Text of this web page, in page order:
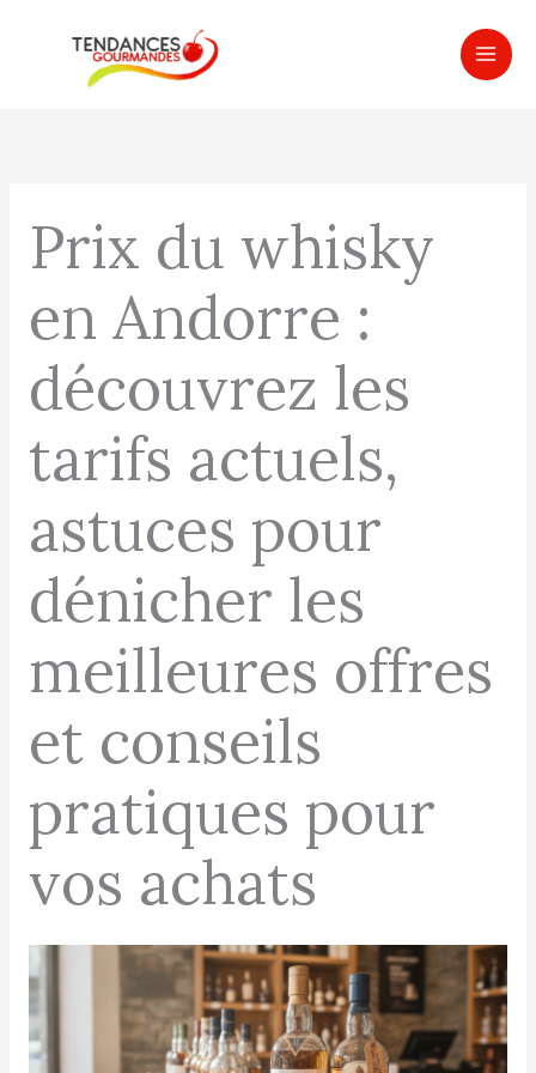
Prix du whisky
en Andorre :
découvrez les
tarifs actuels,
astuces pour
dénicher les
meilleures offres
et conseils
pratiques pour
vos achats